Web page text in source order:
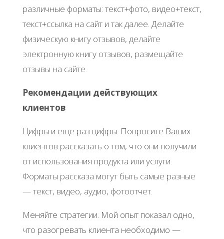
различные форматы: текст+фото, видео+текст,
текст+ссылка на сайт и так далее. Делайте
физическую книгу отзывов, делайте
электронную книгу отзывов, размещайте
отзывы на сайте.
Рекомендации действующих
клиентов
Цифры и еще раз цифры. Попросите Ваших
клиентов рассказать о том, что они получили
от использования продукта или услуги.
Форматы рассказа могут быть самые разные
— текст, видео, аудио, фотоотчет.
Меняйте стратегии. Мой опыт показал одно,
что разогревать клиента необходимо —